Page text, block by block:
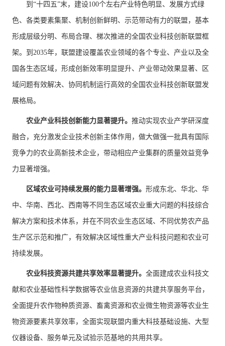
到“十四五”末，建设100个左右产业特色明显、发展方式绿
色、各类要素集聚、机制创新鲜明、示范带动有力的联盟，基本
形成层级分明、布局合理、梯次推进的全国农业科技创新联盟框
架。到2035年，联盟建设覆盖农业领域的各个专业、产业以及全
国各生态区域，形成创新效率明显提升、产业带动效果显著、区
域问题有效解决、协同机制运行高效的全国农业科技创新联盟发
展格局。
农业产业科技创新能力显著提升。推动实现农业产学研深度
融合，充分激发企业技术创新主体作用，做大做强一批具有国际
竞争力的农业高新技术企业，带动相应产业集群的质量效益竞争
力显著增强。
区域农业可持续发展的能力显著增强。形成东北、华北、华
中、华南、西北、西南等不同生态区域农业重大问题的科技综合
解决方案和技术体系，并在不同农业生态区域、不同优势农产品
生产区示范和推广，有效解决区域性重大产业科技问题和农业可
持续发展。
农业科技资源共建共享效率显著提升。全面建成农业科技文
献和农业基础性科学数据等农业信息资源的共建共享服务平台，
全面提升农作物种质资源、畜禽资源和农业微生物资源等农业生
物资源要素共享效率，全面实现联盟内重大科技基础设施、大型
仪器设备、服务单元及试验示范基地的共用共享。